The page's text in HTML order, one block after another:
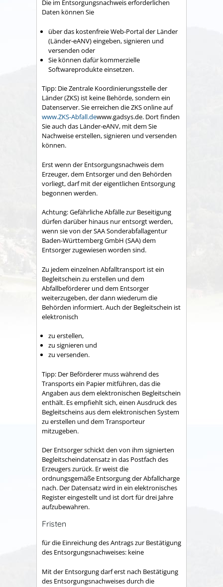
Die im Entsorgungsnachweis erforderlichen
Daten können Sie
über das kostenfreie Web-Portal der Länder
(Länder-eANV) eingeben, signieren und
versenden oder
Sie können dafür kommerzielle
Softwareprodukte einsetzen.
Tipp: Die Zentrale Koordinierungsstelle der
Länder (ZKS) ist keine Behörde, sondern ein
Datenserver. Sie erreichen die ZKS online auf
www.ZKS-Abfall.dewww.gadsys.de. Dort finden
Sie auch das Länder-eANV, mit dem Sie
Nachweise erstellen, signieren und versenden
können.
Erst wenn der Entsorgungsnachweis dem
Erzeuger, dem Entsorger und den Behörden
vorliegt, darf mit der eigentlichen Entsorgung
begonnen werden.
Achtung: Gefährliche Abfälle zur Beseitigung
dürfen darüber hinaus nur entsorgt werden,
wenn sie von der SAA Sonderabfallagentur
Baden-Württemberg GmbH (SAA) dem
Entsorger zugewiesen worden sind.
Zu jedem einzelnen Abfalltransport ist ein
Begleitschein zu erstellen und dem
Abfallbeförderer und dem Entsorger
weiterzugeben, der dann wiederum die
Behörden informiert. Auch der Begleitschein ist
elektronisch
zu erstellen,
zu signieren und
zu versenden.
Tipp: Der Beförderer muss während des
Transports ein Papier mitführen, das die
Angaben aus dem elektronischen Begleitschein
enthält. Es empfiehlt sich, einen Ausdruck des
Begleitscheins aus dem elektronischen System
zu erstellen und dem Transporteur
mitzugeben.
Der Entsorger schickt den von ihm signierten
Begleitscheindatensatz in das Postfach des
Erzeugers zurück. Er weist die
ordnungsgemäße Entsorgung der Abfallcharge
nach. Der Datensatz wird in ein elektronisches
Register eingestellt und ist dort für drei Jahre
aufzubewahren.
Fristen
für die Einreichung des Antrags zur Bestätigung
des Entsorgungsnachweises: keine
Mit der Entsorgung darf erst nach Bestätigung
des Entsorgungsnachweises durch die